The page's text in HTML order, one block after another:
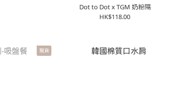
Dot to Dot x TGM 奶粉隔
HK$118.00
現貨